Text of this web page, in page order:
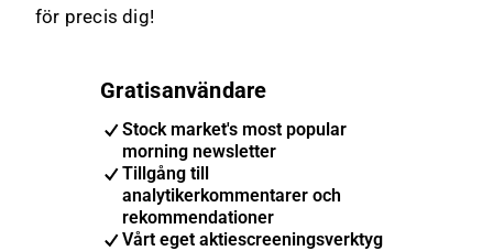
för precis dig!
Gratisanvändare
Stock market's most popular
morning newsletter
Tillgång till
analytikerkommentarer och
rekommendationer
Vårt eget aktiescreeningsverktyg